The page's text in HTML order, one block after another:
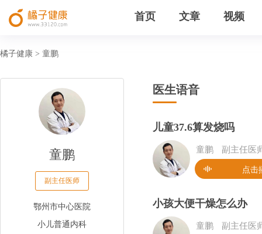
首页 文章 视频
橘子健康 > 童鹏
童鹏
副主任医师
鄂州市中心医院
小儿普通内科
医生语音
儿童37.6算发烧吗
童鹏 副主任医
点击
小孩大便干燥怎么办
童鹏 副主任医